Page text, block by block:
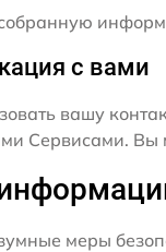
с вами
вашу
Сервисами. Вы
меры